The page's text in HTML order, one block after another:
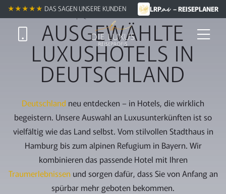
★★★★★ DAS SAGEN UNSERE KUNDEN LRP.ai – REISEPLANER
Zum
Hauptinhalt
springen
Reisen entdecken
AUSGEWÄHLTE
LUXUSHOTELS IN
DEUTSCHLAND
Deutschland neu entdecken – in Hotels, die wirklich
begeistern. Unsere Auswahl an Luxusunterkünften ist so
vielfältig wie das Land selbst. Vom stilvollen Stadthaus in
Hamburg bis zum alpinen Refugium in Bayern. Wir
kombinieren das passende Hotel mit Ihren
Traumerlebnissen und sorgen dafür, dass Sie von Anfang an
spürbar mehr geboten bekommen.